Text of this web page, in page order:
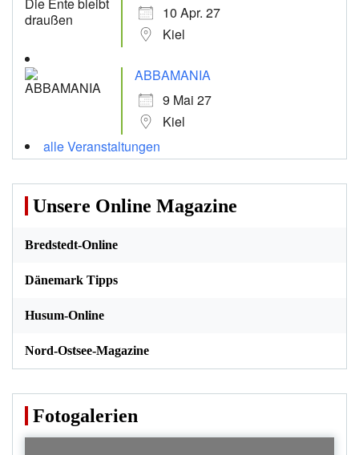
10 Apr. 27
Kiel
ABBAMANIA
9 Mai 27
Kiel
alle Veranstaltungen
Unsere Online Magazine
Bredstedt-Online
Dänemark Tipps
Husum-Online
Nord-Ostsee-Magazine
Fotogalerien